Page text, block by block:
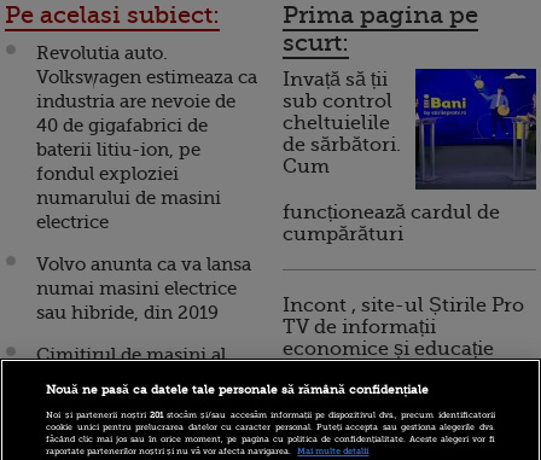
Pe acelasi subiect:
Revolutia auto.
Volkswagen estimeaza ca
industria are nevoie de
40 de gigafabrici de
baterii litiu-ion, pe
fondul exploziei
numarului de masini
electrice
Volvo anunta ca va lansa
numai masini electrice
sau hibride, din 2019
Cimitirul de masini al
Europei. RAR: Numarul
Romania a crescut cu
80%, dupa eliminarea
Prima pagina pe
scurt:
Invață să ții
sub control
cheltuielile
de sărbători.
Cum
funcționează cardul de
cumpărături
Incont , site-ul Știrile Pro
TV de informații
economice și educație
10 reguli pentru decizii
Nouă ne pasă ca datele tale personale să rămână confidențiale
Noi și partenerii noștri201stocăm și/sau accesăm informații pe dispozitivul dvs., precum identificatorii
cookie unici pentru prelucrarea datelor cu caracter personal. Puteți accepta sau gestiona alegerile dvs.
făcând clic mai jos sau în orice moment, pe pagina cu politica de confidențialitate. Aceste alegeri vor fi
raportate partenerilor noștri și nu vă vor afecta navigarea.
Mai multe detalii